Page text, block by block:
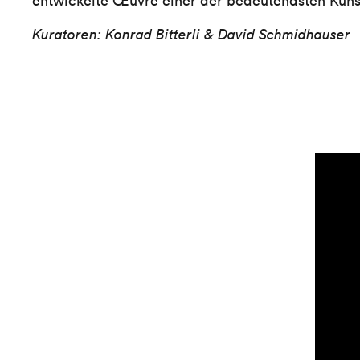
Kuratoren: Konrad Bitterli & David Schmidhauser